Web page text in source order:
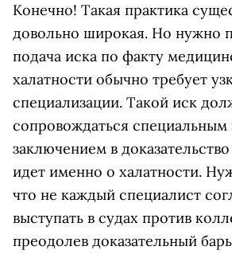
Конечно! Такая практика
довольно широкая. Но нужно
подача иска по факту
халатности обычно требует
специализации. Такой иск
сопровождаться
заключением в
идет именно о халатности.
что не каждый специалист
выступать в судах против
преодолев доказательный